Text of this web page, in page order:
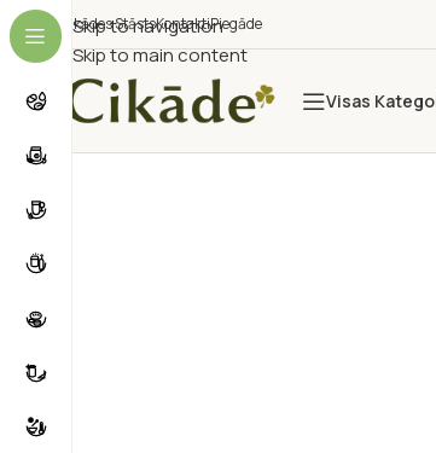
Skip to navigation
Skip to main content
Cikādes StāstsKontaktiPiegāde
Visas